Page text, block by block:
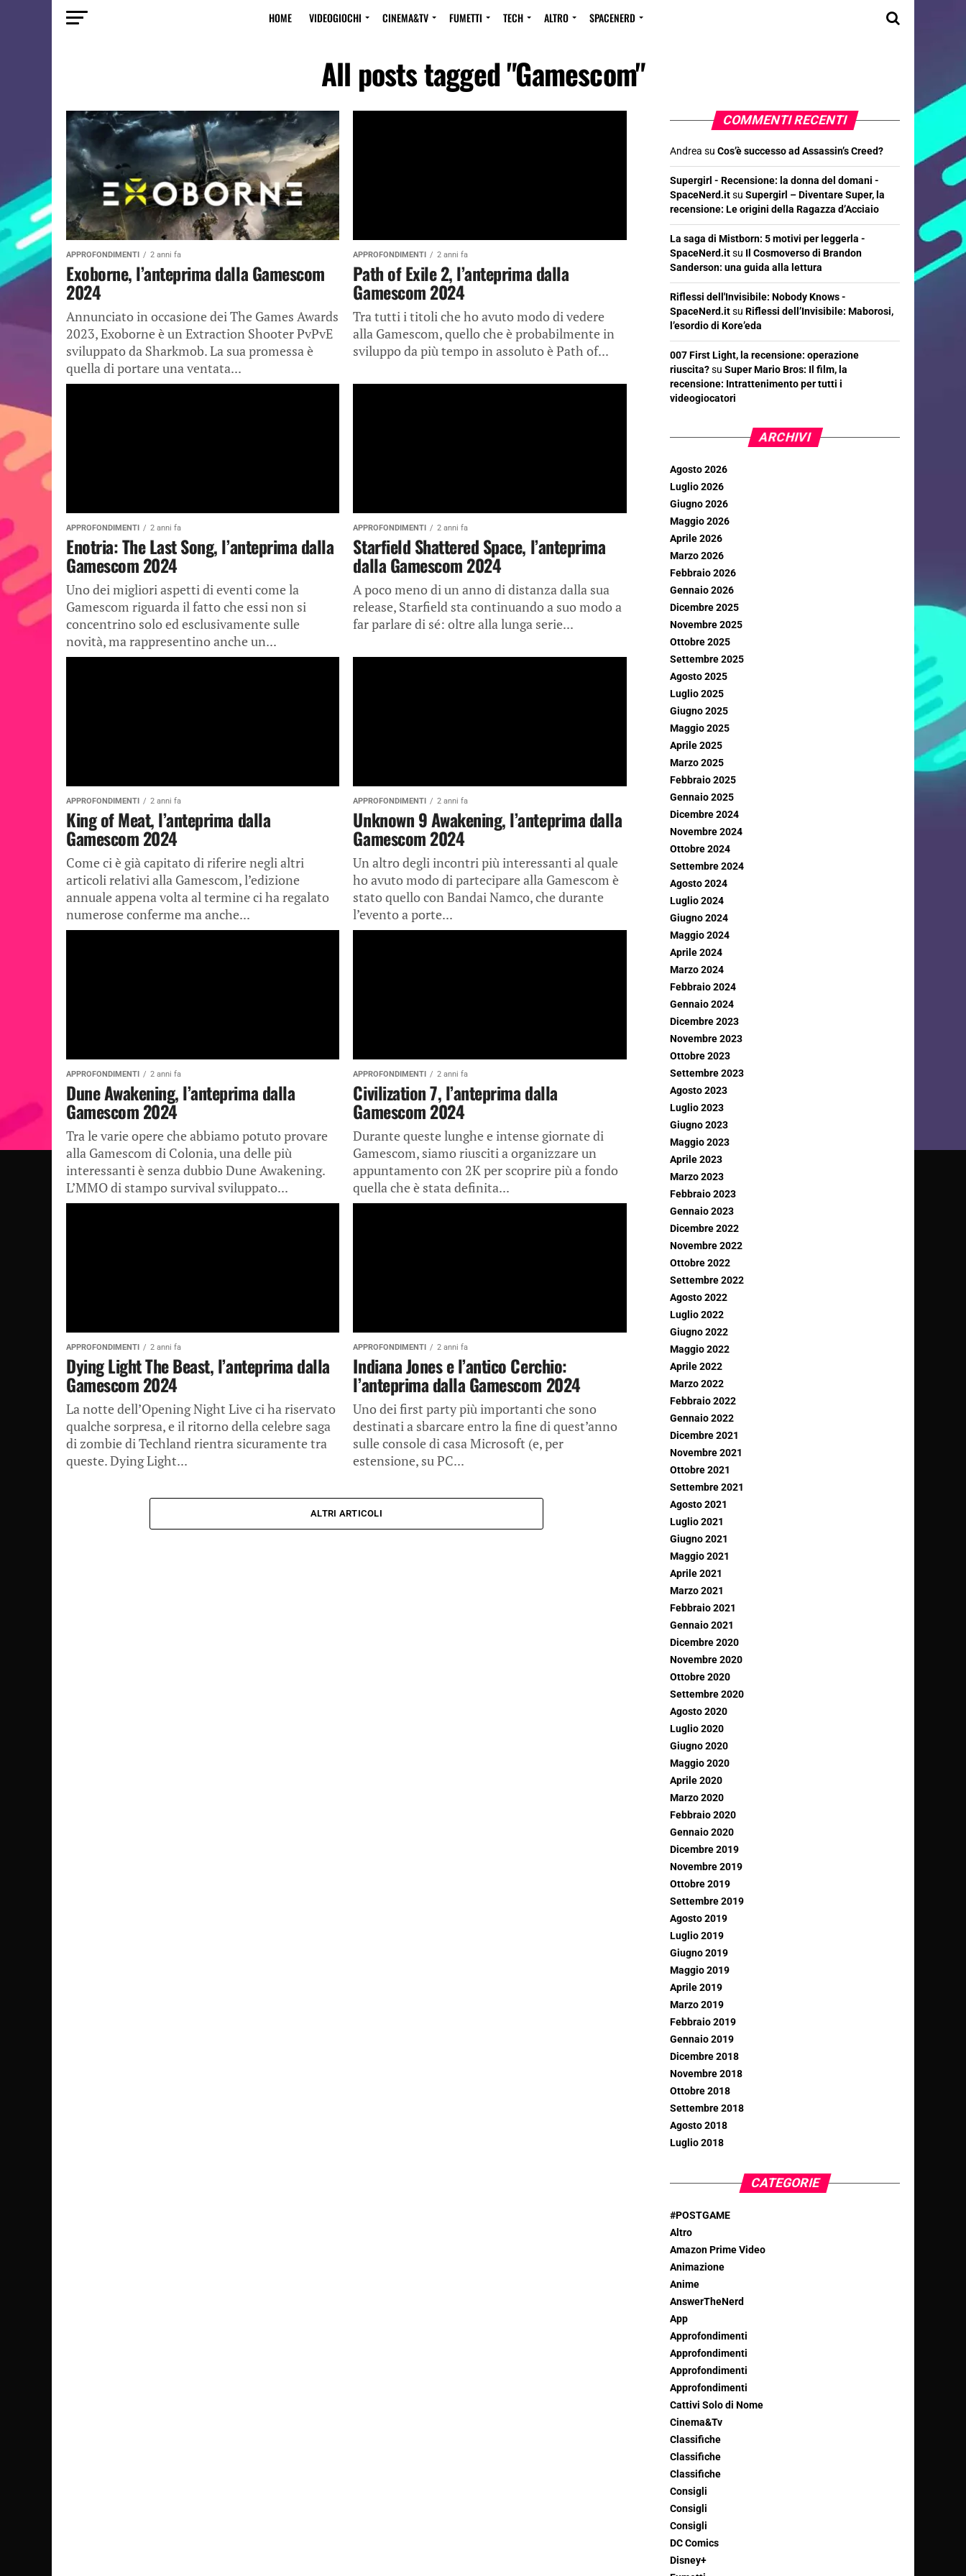
HOME VIDEOGIOCHI CINEMA&TV FUMETTI TECH ALTRO SPACENERD
All posts tagged "Gamescom"
APPROFONDIMENTI 2 anni fa
Exoborne, l’anteprima dalla Gamescom
2024
Annunciato in occasione dei The Games Awards
2023, Exoborne è un Extraction Shooter PvPvE
sviluppato da Sharkmob. La sua promessa è
quella di portare una ventata...
APPROFONDIMENTI 2 anni fa
Path of Exile 2, l’anteprima dalla
Gamescom 2024
Tra tutti i titoli che ho avuto modo di vedere
alla Gamescom, quello che è probabilmente in
sviluppo da più tempo in assoluto è Path of...
APPROFONDIMENTI 2 anni fa
Enotria: The Last Song, l’anteprima dalla
Gamescom 2024
Uno dei migliori aspetti di eventi come la
Gamescom riguarda il fatto che essi non si
concentrino solo ed esclusivamente sulle
novità, ma rappresentino anche un...
APPROFONDIMENTI 2 anni fa
Starfield Shattered Space, l’anteprima
dalla Gamescom 2024
A poco meno di un anno di distanza dalla sua
release, Starfield sta continuando a suo modo a
far parlare di sé: oltre alla lunga serie...
APPROFONDIMENTI 2 anni fa
King of Meat, l’anteprima dalla
Gamescom 2024
Come ci è già capitato di riferire negli altri
articoli relativi alla Gamescom, l’edizione
annuale appena volta al termine ci ha regalato
numerose conferme ma anche...
APPROFONDIMENTI 2 anni fa
Unknown 9 Awakening, l’anteprima dalla
Gamescom 2024
Un altro degli incontri più interessanti al quale
ho avuto modo di partecipare alla Gamescom è
stato quello con Bandai Namco, che durante
l’evento a porte...
APPROFONDIMENTI 2 anni fa
Dune Awakening, l’anteprima dalla
Gamescom 2024
Tra le varie opere che abbiamo potuto provare
alla Gamescom di Colonia, una delle più
interessanti è senza dubbio Dune Awakening.
L’MMO di stampo survival sviluppato...
APPROFONDIMENTI 2 anni fa
Civilization 7, l’anteprima dalla
Gamescom 2024
Durante queste lunghe e intense giornate di
Gamescom, siamo riusciti a organizzare un
appuntamento con 2K per scoprire più a fondo
quella che è stata definita...
APPROFONDIMENTI 2 anni fa
Dying Light The Beast, l’anteprima dalla
Gamescom 2024
La notte dell’Opening Night Live ci ha riservato
qualche sorpresa, e il ritorno della celebre saga
di zombie di Techland rientra sicuramente tra
queste. Dying Light...
APPROFONDIMENTI 2 anni fa
Indiana Jones e l’antico Cerchio:
l’anteprima dalla Gamescom 2024
Uno dei first party più importanti che sono
destinati a sbarcare entro la fine di quest’anno
sulle console di casa Microsoft (e, per
estensione, su PC...
ALTRI ARTICOLI
COMMENTI RECENTI
Andrea su Cos’è successo ad Assassin’s Creed?
Supergirl - Recensione: la donna del domani -
SpaceNerd.itsu Supergirl – Diventare Super, la
recensione: Le origini della Ragazza d’Acciaio
La saga di Mistborn: 5 motivi per leggerla -
SpaceNerd.itsu Il Cosmoverso di Brandon
Sanderson: una guida alla lettura
Riflessi dell'Invisibile: Nobody Knows -
SpaceNerd.itsu Riflessi dell’Invisibile: Maborosi,
l’esordio di Kore’eda
007 First Light, la recensione: operazione
riuscita?su Super Mario Bros: Il film, la
recensione: Intrattenimento per tutti i
videogiocatori
ARCHIVI
Agosto 2026
Luglio 2026
Giugno 2026
Maggio 2026
Aprile 2026
Marzo 2026
Febbraio 2026
Gennaio 2026
Dicembre 2025
Novembre 2025
Ottobre 2025
Settembre 2025
Agosto 2025
Luglio 2025
Giugno 2025
Maggio 2025
Aprile 2025
Marzo 2025
Febbraio 2025
Gennaio 2025
Dicembre 2024
Novembre 2024
Ottobre 2024
Settembre 2024
Agosto 2024
Luglio 2024
Giugno 2024
Maggio 2024
Aprile 2024
Marzo 2024
Febbraio 2024
Gennaio 2024
Dicembre 2023
Novembre 2023
Ottobre 2023
Settembre 2023
Agosto 2023
Luglio 2023
Giugno 2023
Maggio 2023
Aprile 2023
Marzo 2023
Febbraio 2023
Gennaio 2023
Dicembre 2022
Novembre 2022
Ottobre 2022
Settembre 2022
Agosto 2022
Luglio 2022
Giugno 2022
Maggio 2022
Aprile 2022
Marzo 2022
Febbraio 2022
Gennaio 2022
Dicembre 2021
Novembre 2021
Ottobre 2021
Settembre 2021
Agosto 2021
Luglio 2021
Giugno 2021
Maggio 2021
Aprile 2021
Marzo 2021
Febbraio 2021
Gennaio 2021
Dicembre 2020
Novembre 2020
Ottobre 2020
Settembre 2020
Agosto 2020
Luglio 2020
Giugno 2020
Maggio 2020
Aprile 2020
Marzo 2020
Febbraio 2020
Gennaio 2020
Dicembre 2019
Novembre 2019
Ottobre 2019
Settembre 2019
Agosto 2019
Luglio 2019
Giugno 2019
Maggio 2019
Aprile 2019
Marzo 2019
Febbraio 2019
Gennaio 2019
Dicembre 2018
Novembre 2018
Ottobre 2018
Settembre 2018
Agosto 2018
Luglio 2018
CATEGORIE
#POSTGAME
Altro
Amazon Prime Video
Animazione
Anime
AnswerTheNerd
App
Approfondimenti
Approfondimenti
Approfondimenti
Approfondimenti
Cattivi Solo di Nome
Cinema&Tv
Classifiche
Classifiche
Classifiche
Consigli
Consigli
Consigli
DC Comics
Disney+